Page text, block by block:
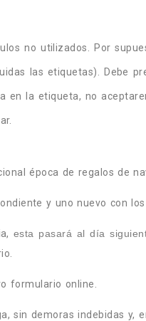
no utilizados. Por
las etiquetas). Debe
la etiqueta, no
época de regalos de
y uno nuevo con los
esta pasará al día
formulario online.
sin demoras indebidas y,